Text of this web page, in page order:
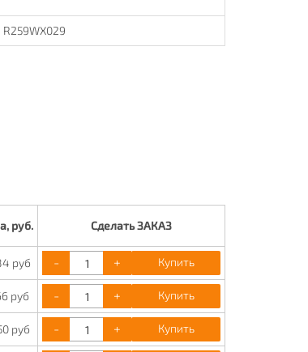
R259WX029
руб. Сделать ЗАКАЗ
руб - + Купить
руб - + Купить
руб - + Купить